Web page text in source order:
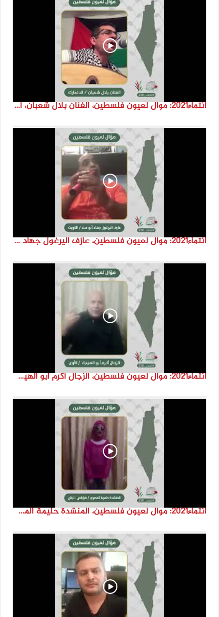
انتماء2021: موال لعيون فلسطين، الفنان بلال شعبان، الدنمارك
انتماء2021: موال لعيون فلسطين، عازف اليرغول جهاد أبو سند، الكويت
انتماء2021: موال لعيون فلسطين، الزجال أكرم أبو الهيجا، الاردن
انتماء2021: موال لعيون فلسطين، المنشدة حليمة المصري، لبنان